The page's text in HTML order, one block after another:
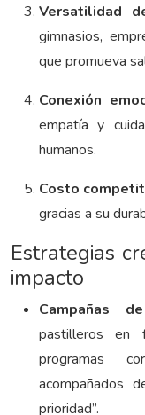
Versatilidad
gimnasios,
que promueva
Conexión
empatía y
humanos.
Costo
gracias a su
Estrategias
impacto
Campañas
pastilleros
programas
acompañados
prioridad”.